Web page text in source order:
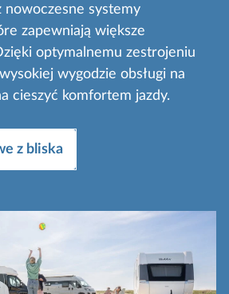
systemy
zapewniają większe
optymalnemu zestrojeniu
wygodzie obsługi na
cieszyć komfortem jazdy.
z bliska